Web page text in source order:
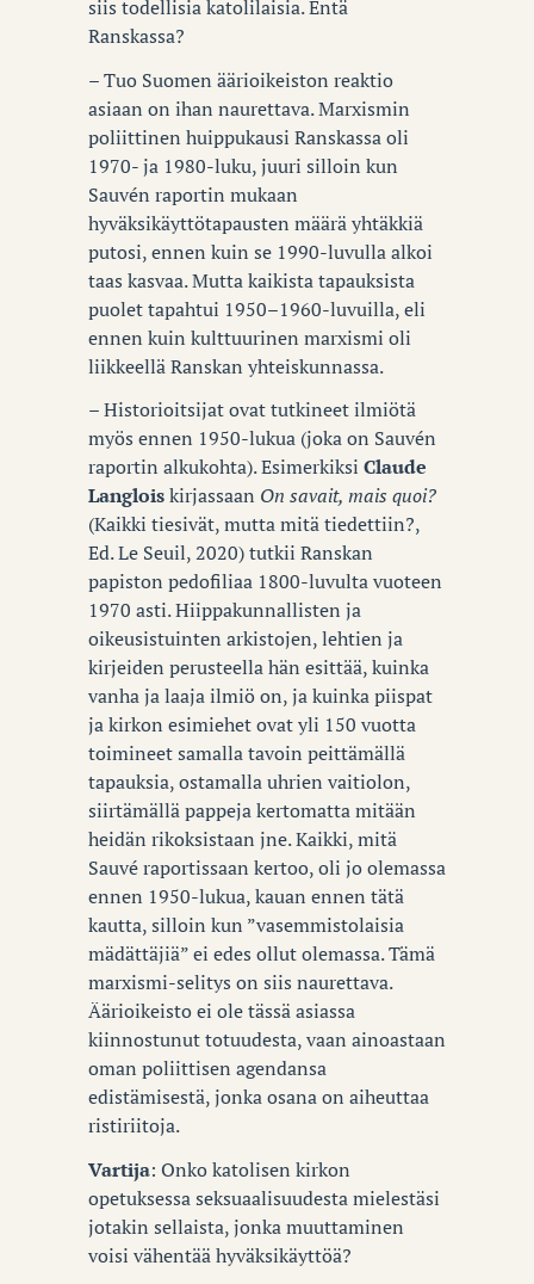
siis todellisia katolilaisia. Entä
Ranskassa?
– Tuo Suomen äärioikeiston reaktio
asiaan on ihan naurettava. Marxismin
poliittinen huippukausi Ranskassa oli
1970- ja 1980-luku, juuri silloin kun
Sauvén raportin mukaan
hyväksikäyttötapausten määrä yhtäkkiä
putosi, ennen kuin se 1990-luvulla alkoi
taas kasvaa. Mutta kaikista tapauksista
puolet tapahtui 1950–1960-luvuilla, eli
ennen kuin kulttuurinen marxismi oli
liikkeellä Ranskan yhteiskunnassa.
– Historioitsijat ovat tutkineet ilmiötä
myös ennen 1950-lukua (joka on Sauvén
raportin alkukohta). Esimerkiksi Claude
Langloiskirjassaan On savait, mais quoi?
(Kaikki tiesivät, mutta mitä tiedettiin?,
Ed. Le Seuil, 2020) tutkii Ranskan
papiston pedofiliaa 1800-luvulta vuoteen
1970 asti. Hiippakunnallisten ja
oikeusistuinten arkistojen, lehtien ja
kirjeiden perusteella hän esittää, kuinka
vanha ja laaja ilmiö on, ja kuinka piispat
ja kirkon esimiehet ovat yli 150 vuotta
toimineet samalla tavoin peittämällä
tapauksia, ostamalla uhrien vaitiolon,
siirtämällä pappeja kertomatta mitään
heidän rikoksistaan jne. Kaikki, mitä
Sauvé raportissaan kertoo, oli jo olemassa
ennen 1950-lukua, kauan ennen tätä
kautta, silloin kun ”vasemmistolaisia
mädättäjiä” ei edes ollut olemassa. Tämä
marxismi-selitys on siis naurettava.
Äärioikeisto ei ole tässä asiassa
kiinnostunut totuudesta, vaan ainoastaan
oman poliittisen agendansa
edistämisestä, jonka osana on aiheuttaa
ristiriitoja.
Vartija: Onko katolisen kirkon
opetuksessa seksuaalisuudesta mielestäsi
jotakin sellaista, jonka muuttaminen
voisi vähentää hyväksikäyttöä?